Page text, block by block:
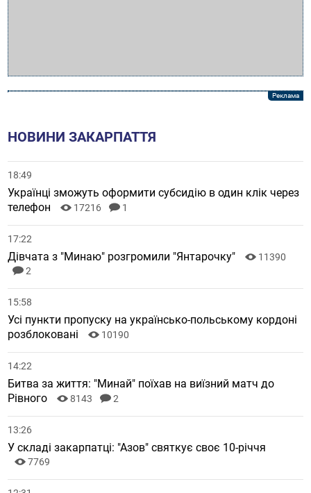
НОВИНИ ЗАКАРПАТТЯ
18:49
Українці зможуть оформити субсидію в один клік через
телефон
17216 1
17:22
Дівчата з "Минаю" розгромили "Янтарочку"
11390
2
15:58
Усі пункти пропуску на українсько-польському кордоні
розблоковані
10190
14:22
Битва за життя: "Минай" поїхав на виїзний матч до
Рівного
8143 2
13:26
У складі закарпатці: "Азов" святкує своє 10-річчя
7769